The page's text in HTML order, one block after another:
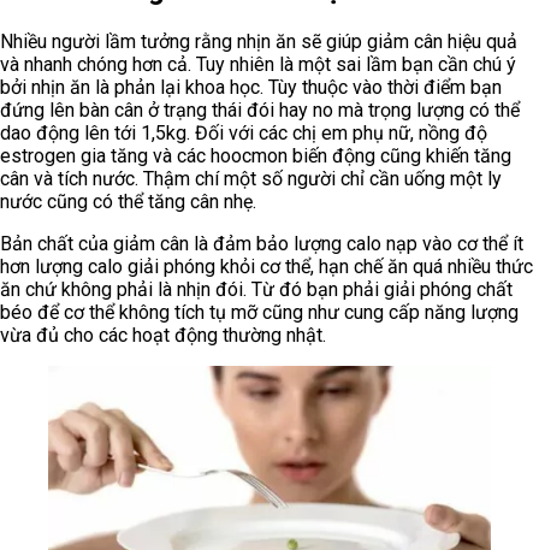
Nhiều người lầm tưởng rằng nhịn ăn sẽ giúp giảm cân hiệu quả
và nhanh chóng hơn cả. Tuy nhiên là một sai lầm bạn cần chú ý
bởi nhịn ăn là phản lại khoa học. Tùy thuộc vào thời điểm bạn
đứng lên bàn cân ở trạng thái đói hay no mà trọng lượng có thể
dao động lên tới 1,5kg. Đối với các chị em phụ nữ, nồng độ
estrogen gia tăng và các hoocmon biến động cũng khiến tăng
cân và tích nước. Thậm chí một số người chỉ cần uống một ly
nước cũng có thể tăng cân nhẹ.
Bản chất của giảm cân là đảm bảo lượng calo nạp vào cơ thể ít
hơn lượng calo giải phóng khỏi cơ thể, hạn chế ăn quá nhiều thức
ăn chứ không phải là nhịn đói. Từ đó bạn phải giải phóng chất
béo để cơ thể không tích tụ mỡ cũng như cung cấp năng lượng
vừa đủ cho các hoạt động thường nhật.